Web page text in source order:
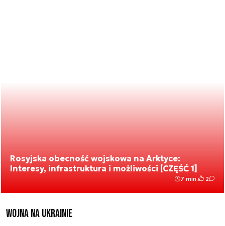
Rosyjska obecność wojskowa na Arktyce:
Interesy, infrastruktura i możliwości [CZĘŚĆ 1]
7 min. 2
Wojna na Ukrainie